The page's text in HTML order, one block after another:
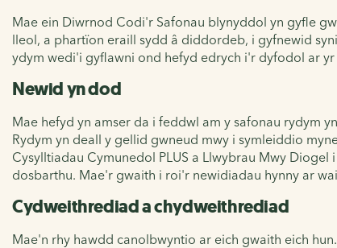
Mae ein Diwrnod Codi'r Safonau blynyddol yn gyfle
lleol, a phartïon eraill sydd â diddordeb, i gyfnewid
ydym wedi'i gyflawni ond hefyd edrych i'r dyfodol ar
Newid yn dod
Mae hefyd yn amser da i feddwl am y safonau rydym
Rydym yn deall y gellid gwneud mwy i symleiddio
Cysylltiadau Cymunedol PLUS a Llwybrau Mwy
dosbarthu. Mae'r gwaith i roi'r newidiadau hynny ar
Cydweithrediad a chydweithrediad
Mae'n rhy hawdd canolbwyntio ar eich gwaith eich